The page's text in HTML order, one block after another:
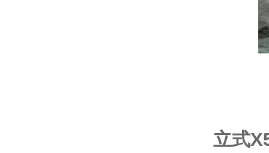
立式